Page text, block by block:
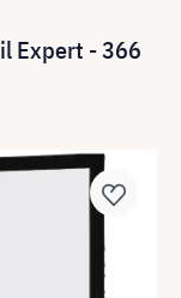
Expert - 366